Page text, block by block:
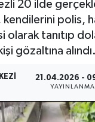
20 ilde
polis,
tanıtıp
gözaltına alındı.
21.04.2026 -
YAYINLANMA
Haberleri